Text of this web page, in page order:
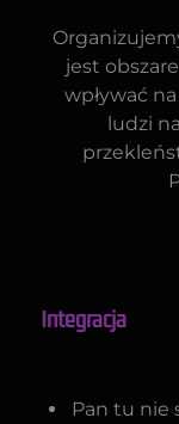
jest
wpływać
ludzi
Integracja
Pan tu nie